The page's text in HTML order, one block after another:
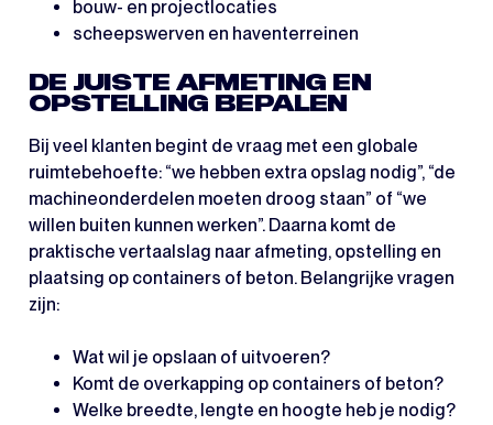
bouw- en projectlocaties
scheepswerven en haventerreinen
DE JUISTE AFMETING EN
OPSTELLING BEPALEN
Bij veel klanten begint de vraag met een globale
ruimtebehoefte: “we hebben extra opslag nodig”, “de
machineonderdelen moeten droog staan” of “we
willen buiten kunnen werken”. Daarna komt de
praktische vertaalslag naar afmeting, opstelling en
plaatsing op containers of beton. Belangrijke vragen
zijn:
Wat wil je opslaan of uitvoeren?
Komt de overkapping op containers of beton?
Welke breedte, lengte en hoogte heb je nodig?